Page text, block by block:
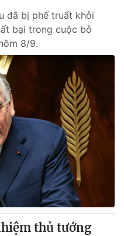
đã bị phế truất khỏi
bại trong cuộc bỏ
8/9.
thủ tướng